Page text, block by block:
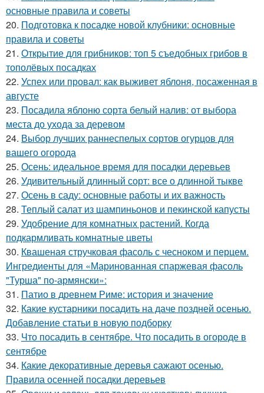
основные правила и советы
20. Подготовка к посадке новой клубники: основные
правила и советы
21. Открытие для грибников: топ 5 съедобных грибов в
тополёвых посадках
22. Успех или провал: как выживет яблоня, посаженная в
августе
23. Посадила яблоню сорта белый налив: от выбора
места до ухода за деревом
24. Выбор лучших раннеспелых сортов огурцов для
вашего огорода
25. Осень: идеальное время для посадки деревьев
26. Удивительный длинный сорт: все о длинной тыкве
27. Осень в саду: основные работы и их важность
28. Теплый салат из шампиньонов и пекинской капусты
29. Удобрение для комнатных растений. Когда
подкармливать комнатные цветы
30. Квашеная стручковая фасоль с чесноком и перцем.
Ингредиенты для «Маринованная спаржевая фасоль
"Турша" по-армянски»:
31. Патио в древнем Риме: история и значение
32. Какие кустарники посадить на даче поздней осенью.
Добавление статьи в новую подборку
33. Что посадить в сентябре. Что посадить в огороде в
сентябре
34. Какие декоративные деревья сажают осенью.
Правила осенней посадки деревьев